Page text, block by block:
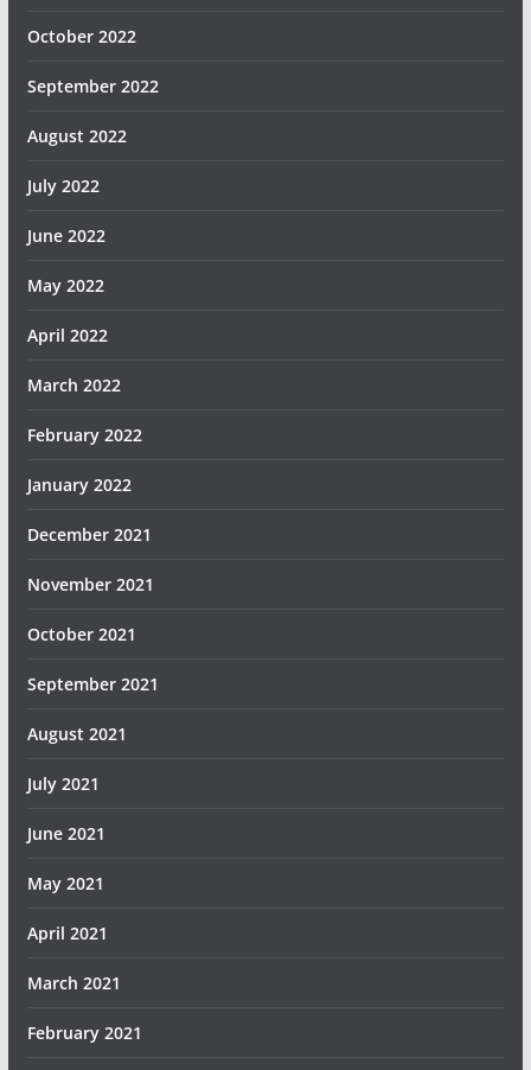
October 2022
September 2022
August 2022
July 2022
June 2022
May 2022
April 2022
March 2022
February 2022
January 2022
December 2021
November 2021
October 2021
September 2021
August 2021
July 2021
June 2021
May 2021
April 2021
March 2021
February 2021